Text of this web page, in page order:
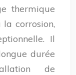
thermique
corrosion,
Il
durée
de